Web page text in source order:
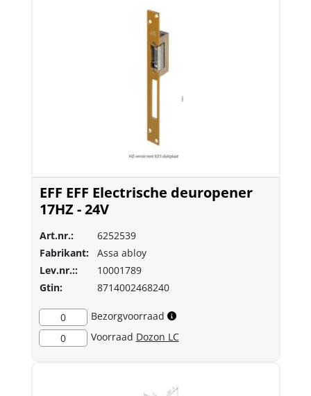
EFF EFF Electrische deuropener
17HZ - 24V
Art.nr.:
6252539
Fabrikant:
Assa abloy
Lev.nr.::
10001789
Gtin:
8714002468240
0
Bezorgvoorraad
0
Voorraad Dozon LC